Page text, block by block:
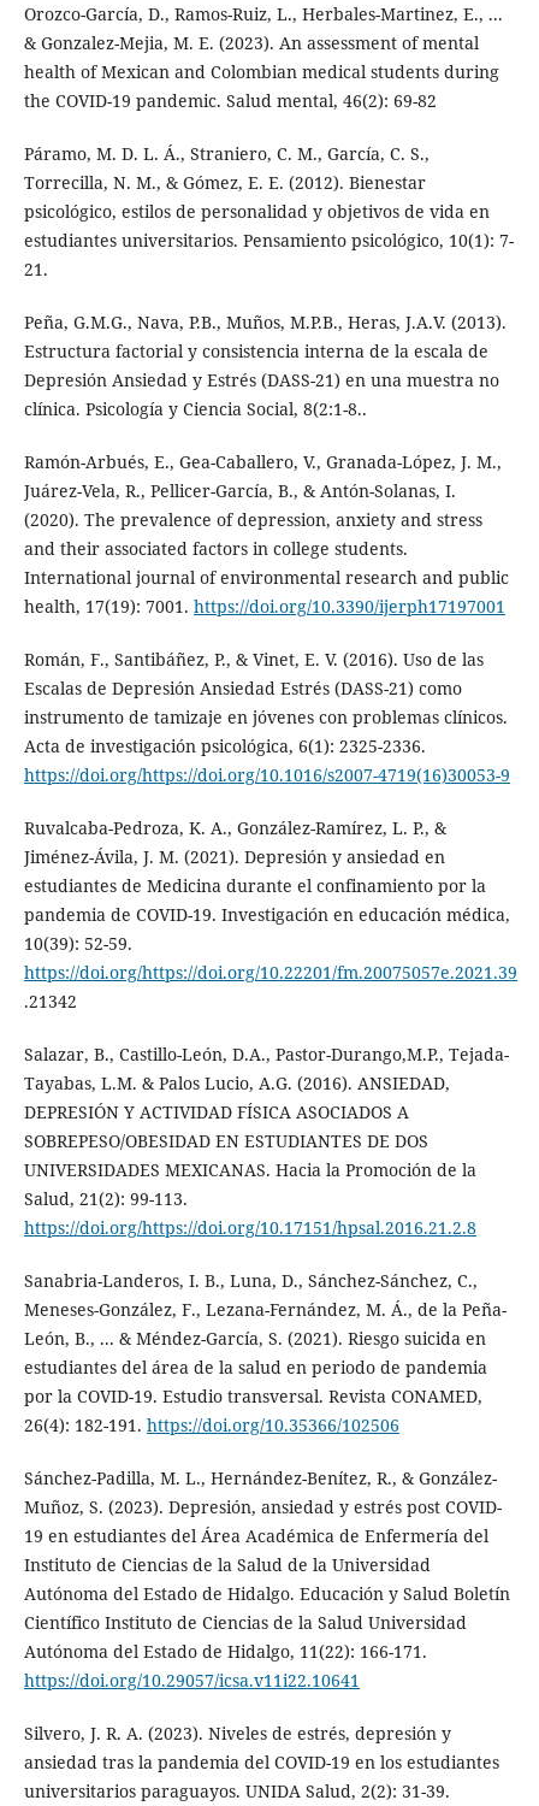
Orozco-García, D., Ramos-Ruiz, L., Herbales-Martinez, E., ...
& Gonzalez-Mejia, M. E. (2023). An assessment of mental
health of Mexican and Colombian medical students during
the COVID-19 pandemic. Salud mental, 46(2): 69-82
Páramo, M. D. L. Á., Straniero, C. M., García, C. S.,
Torrecilla, N. M., & Gómez, E. E. (2012). Bienestar
psicológico, estilos de personalidad y objetivos de vida en
estudiantes universitarios. Pensamiento psicológico, 10(1): 7-
21.
Peña, G.M.G., Nava, P.B., Muños, M.P.B., Heras, J.A.V. (2013).
Estructura factorial y consistencia interna de la escala de
Depresión Ansiedad y Estrés (DASS-21) en una muestra no
clínica. Psicología y Ciencia Social, 8(2:1-8..
Ramón-Arbués, E., Gea-Caballero, V., Granada-López, J. M.,
Juárez-Vela, R., Pellicer-García, B., & Antón-Solanas, I.
(2020). The prevalence of depression, anxiety and stress
and their associated factors in college students.
International journal of environmental research and public
health, 17(19): 7001. https://doi.org/10.3390/ijerph17197001
Román, F., Santibáñez, P., & Vinet, E. V. (2016). Uso de las
Escalas de Depresión Ansiedad Estrés (DASS-21) como
instrumento de tamizaje en jóvenes con problemas clínicos.
Acta de investigación psicológica, 6(1): 2325-2336.
https://doi.org/https://doi.org/10.1016/s2007-4719(16)30053-9
Ruvalcaba-Pedroza, K. A., González-Ramírez, L. P., &
Jiménez-Ávila, J. M. (2021). Depresión y ansiedad en
estudiantes de Medicina durante el confinamiento por la
pandemia de COVID-19. Investigación en educación médica,
10(39): 52-59.
https://doi.org/https://doi.org/10.22201/fm.20075057e.2021.39
.21342
Salazar, B., Castillo-León, D.A., Pastor-Durango,M.P., Tejada-
Tayabas, L.M. & Palos Lucio, A.G. (2016). ANSIEDAD,
DEPRESIÓN Y ACTIVIDAD FÍSICA ASOCIADOS A
SOBREPESO/OBESIDAD EN ESTUDIANTES DE DOS
UNIVERSIDADES MEXICANAS. Hacia la Promoción de la
Salud, 21(2): 99-113.
https://doi.org/https://doi.org/10.17151/hpsal.2016.21.2.8
Sanabria-Landeros, I. B., Luna, D., Sánchez-Sánchez, C.,
Meneses-González, F., Lezana-Fernández, M. Á., de la Peña-
León, B., ... & Méndez-García, S. (2021). Riesgo suicida en
estudiantes del área de la salud en periodo de pandemia
por la COVID-19. Estudio transversal. Revista CONAMED,
26(4): 182-191. https://doi.org/10.35366/102506
Sánchez-Padilla, M. L., Hernández-Benítez, R., & González-
Muñoz, S. (2023). Depresión, ansiedad y estrés post COVID-
19 en estudiantes del Área Académica de Enfermería del
Instituto de Ciencias de la Salud de la Universidad
Autónoma del Estado de Hidalgo. Educación y Salud Boletín
Científico Instituto de Ciencias de la Salud Universidad
Autónoma del Estado de Hidalgo, 11(22): 166-171.
https://doi.org/10.29057/icsa.v11i22.10641
Silvero, J. R. A. (2023). Niveles de estrés, depresión y
ansiedad tras la pandemia del COVID-19 en los estudiantes
universitarios paraguayos. UNIDA Salud, 2(2): 31-39.